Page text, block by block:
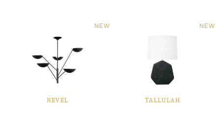
NEW
NEVEL
NEW
TALLULAH